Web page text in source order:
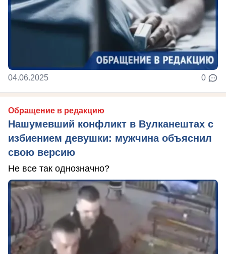
04.06.2025 0
Обращение в редакцию
Нашумевший конфликт в Вулканештах с
избиением девушки: мужчина объяснил
свою версию
Не все так однозначно?